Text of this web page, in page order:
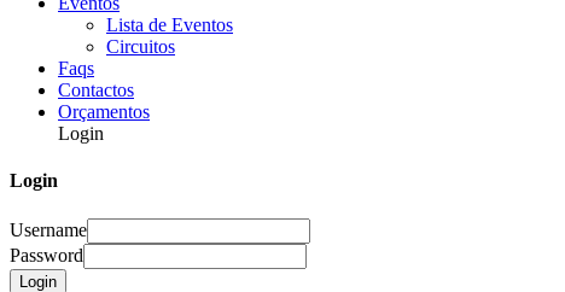
Lista de Eventos
Circuitos
Faqs
Contactos
Orçamentos
Login
Login
Username
Password
Login